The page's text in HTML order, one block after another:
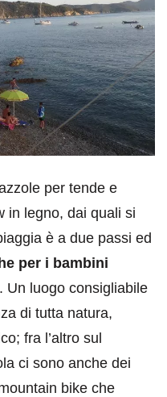
per tende e
in legno, dai quali si
è a due passi ed
per i bambini
Un luogo consigliabile
di tutta natura,
fra l’altro sul
ci sono anche dei
bike che